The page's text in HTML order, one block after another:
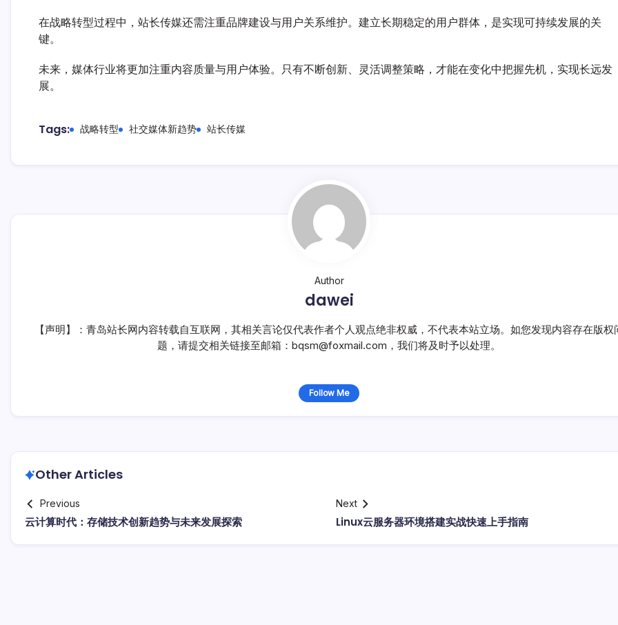
在战略转型过程中，站长传媒还需注重品牌建设与用户关系维护。建立长期稳定的用户群体，是实现可持续发展的关
键。
未来，媒体行业将更加注重内容质量与用户体验。只有不断创新、灵活调整策略，才能在变化中把握先机，实现长远发
展。
Tags: 战略转型 社交媒体新趋势 站长传媒
Author
dawei
【声明】：青岛站长网内容转载自互联网，其相关言论仅代表作者个人观点绝非权威，不代表本站立场。如您发现内容存在版权
题，请提交相关链接至邮箱：bqsm@foxmail.com，我们将及时予以处理。
Follow Me
Other Articles
Previous
云计算时代：存储技术创新趋势与未来发展探索
Next
Linux云服务器环境搭建实战快速上手指南